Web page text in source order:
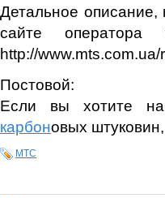
Детальное описание,
сайте
http://
Постовой:
Если вы хотите
карбоновых
МТС